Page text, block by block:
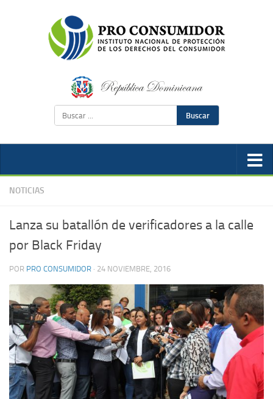
Buscar
NOTICIAS
Lanza su batallón de verificadores a la calle
por Black Friday
POR PRO CONSUMIDOR · 24 NOVIEMBRE, 2016